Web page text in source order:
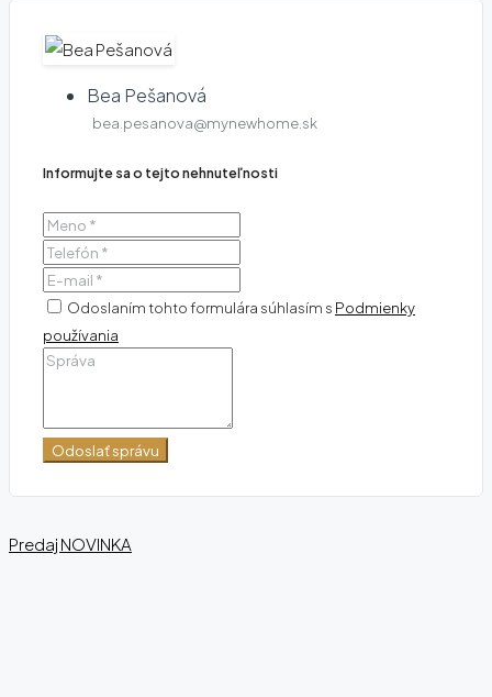
Bea Pešanová
bea.pesanova@mynewhome.sk
Informujte sa o tejto nehnuteľnosti
Odoslaním tohto formulára súhlasím s Podmienky
používania
Odoslať správu
Predaj NOVINKA